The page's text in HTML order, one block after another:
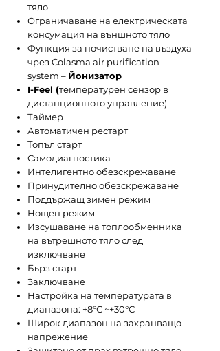
тяло
Ограничаване на електрическата
консумация на външното тяло
Функция за почистване на въздуха
чрез Colasma air purification
system – Йонизатор
I-Feel (температурен сензор в
дистанционното управление)
Таймер
Автоматичен рестарт
Топъл старт
Самодиагностика
Интелигентно обезскрежаване
Принудително обезскрежаване
Поддържащ зимен режим
Нощен режим
Изсушаване на топлообменника
на вътрешното тяло след
изключване
Бърз старт
Заключване
Настройка на температурата в
диапазона: +8°С ~+30°С
Широк диапазон на захранващо
напрежение